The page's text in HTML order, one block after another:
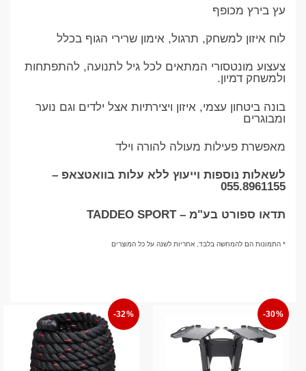
עץ בירץ מכופף
לוח איזון למשחק, תרגול, אימון שרירי הגוף בכלל
צעצוע מונטסורי המתאים לכל גיל לתנועה, להתפתחות
ולמשחק דמיון.
בונה ביטחון עצמי, איזון ויצירתיות אצל ילדים וגם נוער
ומבוגרים
מאפשרת פעילות מעולה להורה וילד
לשאלות נוספות וייעוץ ללא עלות בוואטצאפ –
055.8961155
תדאו ספורט בע"מ – TADDEO SPORT
* התמונות הם להמחשה בלבד, אחריות לשנה על כל המוצרים
-30%
-32%